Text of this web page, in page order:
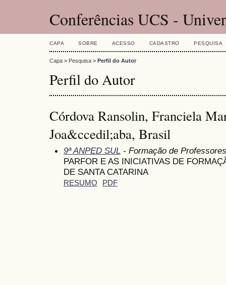
Conferências UCS -
CAPA SOBRE ACESSO CADASTRO PESQUISA
Capa > Pesquisa > Perfil do Autor
Perfil do Autor
Córdova Ransolin, Franciela
Joa&ccedil;aba, Brasil
9ª ANPED SUL - Formação de Professores
PARFOR E AS INICIATIVAS DE
DE SANTA CATARINA
RESUMO PDF